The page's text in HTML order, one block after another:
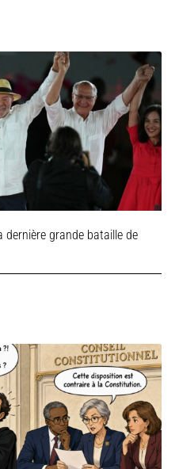
dernière grande bataille de